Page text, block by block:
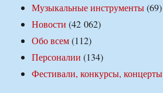
Музыкальные инструменты(69)
Новости (42 062)
Обо всем(112)
Персоналии (134)
Фестивали, конкурсы, концерты